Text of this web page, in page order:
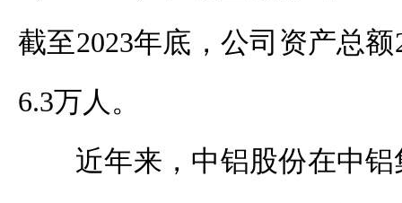
截至2023年底，公司资产总
6.3万人。
近年来，中铝股份在中